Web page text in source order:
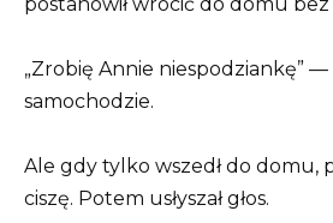
„Zrobię Annie niespodziankę” —
samochodzie.
Ale gdy tylko wszedł do domu,
ciszę. Potem usłyszał głos.